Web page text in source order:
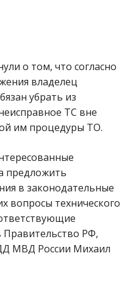
о том, что согласно
владелец
убрать из
ТС вне
им процедуры ТО.
предложить
в законодательные
вопросы технического
РФ,
МВД России Михаил